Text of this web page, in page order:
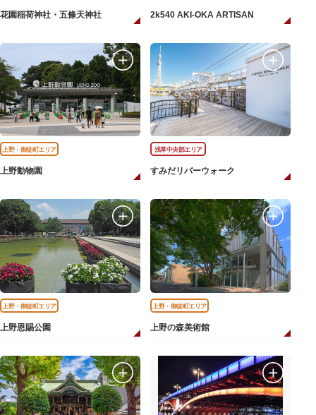
花園稲荷神社・五條天神社 2k540 AKI-OKA ARTISAN
上野・御徒町エリア
上野動物園
浅草中央部エリア
すみだリバーウォーク
上野・御徒町エリア
上野恩賜公園
上野・御徒町エリア
上野の森美術館